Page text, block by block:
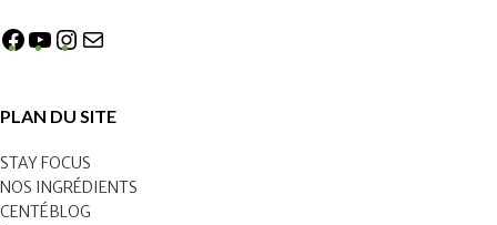
PLAN DU SITE
STAY FOCUS
NOS INGRÉDIENTS
CENTÉBLOG